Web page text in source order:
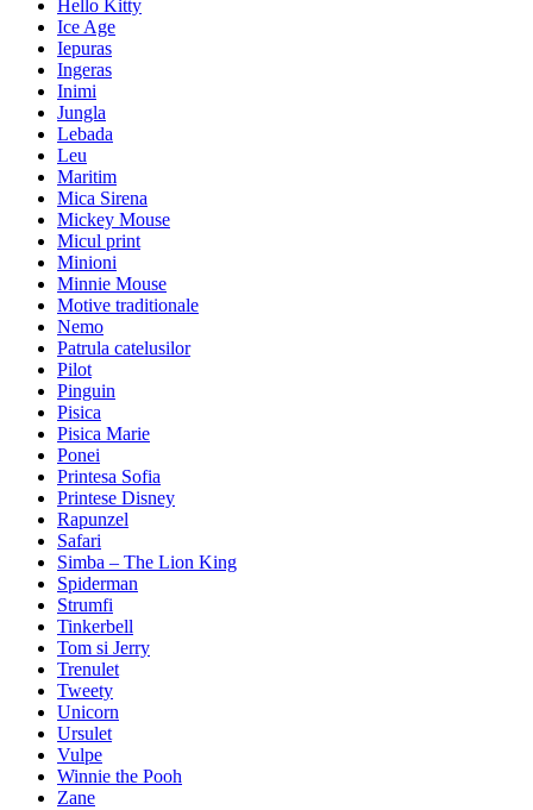
Hello Kitty
Ice Age
Iepuras
Ingeras
Inimi
Jungla
Lebada
Leu
Maritim
Mica Sirena
Mickey Mouse
Micul print
Minioni
Minnie Mouse
Motive traditionale
Nemo
Patrula catelusilor
Pilot
Pinguin
Pisica
Pisica Marie
Ponei
Printesa Sofia
Printese Disney
Rapunzel
Safari
Simba – The Lion King
Spiderman
Strumfi
Tinkerbell
Tom si Jerry
Trenulet
Tweety
Unicorn
Ursulet
Vulpe
Winnie the Pooh
Zane